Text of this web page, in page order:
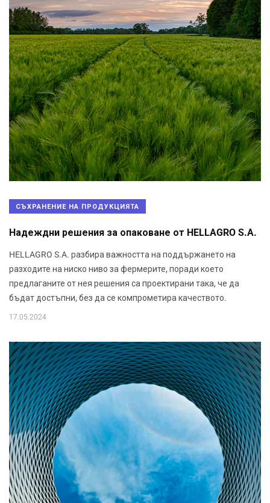
СЪХРАНЕНИЕ НА ПРОДУКЦИЯТА
Надеждни решения за опаковане от HELLAGRO S.A.
HELLAGRO S.A. разбира важността на поддържането на
разходите на ниско ниво за фермерите, поради което
предлаганите от нея решения са проектирани така, че да
бъдат достъпни, без да се компрометира качеството.
17.05.2024